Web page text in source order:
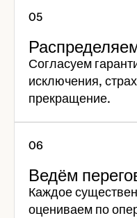
Согласуем
исключения,
прекращение.
Ведём
Каждое
оцениваем по